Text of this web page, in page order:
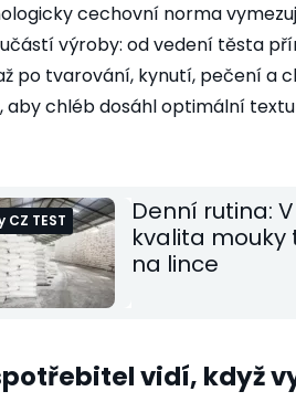
cechovní norma
výroby: od vedení těsta
po tvarování, kynutí, pečení a
aby chléb dosáhl optimální
CZ TEST
Denní rutina:
kvalita mouky
na lince
vidí, když